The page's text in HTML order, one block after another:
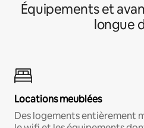
Équipements et
longue
Locations meublées
Des logements entièrement